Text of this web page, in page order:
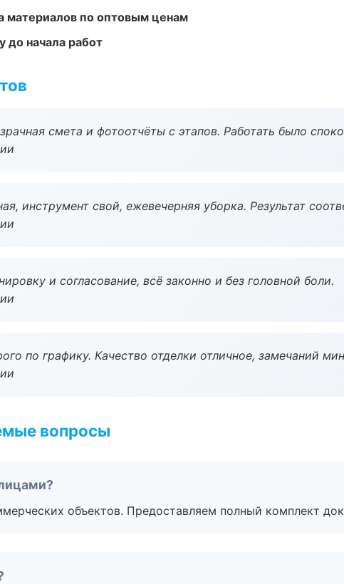
материалов по оптовым ценам
до начала работ
смета и фотоотчёты с этапов. Работать было
инструмент свой, ежевечерняя уборка. Результат
и согласование, всё законно и без головной боли.
по графику. Качество отделки отличное, замечаний
вопросы
объектов. Предоставляем полный комплект